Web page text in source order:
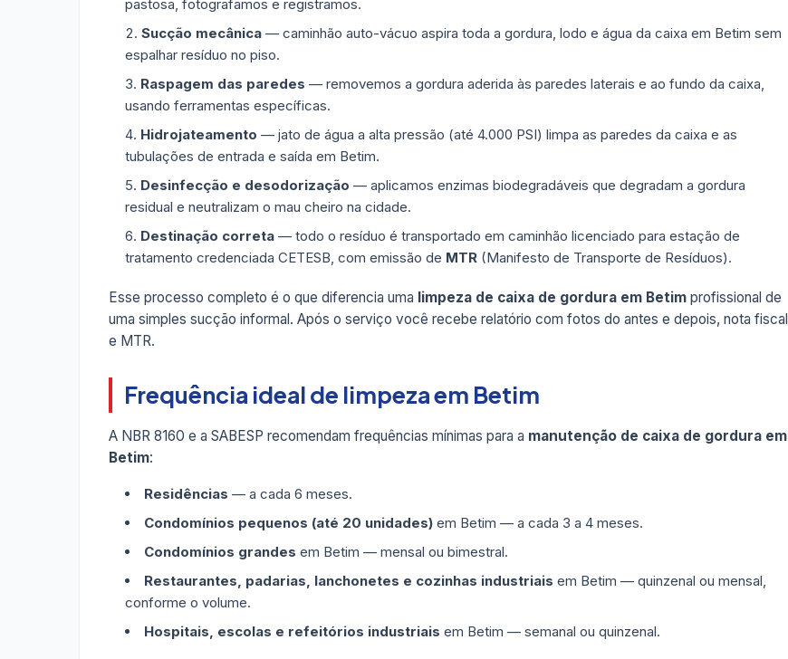
pastosa, fotografamos e registramos.
Sucção mecânica— caminhão auto-vácuo aspira toda a gordura, lodo e água da caixa em Betim sem
espalhar resíduo no piso.
Raspagem das paredes — removemos a gordura aderida às paredes laterais e ao fundo da caixa,
usando ferramentas específicas.
Hidrojateamento — jato de água a alta pressão (até 4.000 PSI) limpa as paredes da caixa e as
tubulações de entrada e saída em Betim.
Desinfecção e desodorização — aplicamos enzimas biodegradáveis que degradam a gordura
residual e neutralizam o mau cheiro na cidade.
Destinação correta— todo o resíduo é transportado em caminhão licenciado para estação de
tratamento credenciada CETESB, com emissão de MTR(Manifesto de Transporte de Resíduos).
Esse processo completo é o que diferencia uma limpeza de caixa de gordura em Betim profissional de
uma simples sucção informal. Após o serviço você recebe relatório com fotos do antes e depois, nota fiscal
e MTR.
Frequência ideal de limpeza em Betim
A NBR 8160 e a SABESP recomendam frequências mínimas para a manutenção de caixa de gordura em
Betim:
Residências — a cada 6 meses.
Condomínios pequenos (até 20 unidades)em Betim — a cada 3 a 4 meses.
Condomínios grandes em Betim — mensal ou bimestral.
Restaurantes, padarias, lanchonetes e cozinhas industriais em Betim — quinzenal ou mensal,
conforme o volume.
Hospitais, escolas e refeitórios industriais em Betim — semanal ou quinzenal.